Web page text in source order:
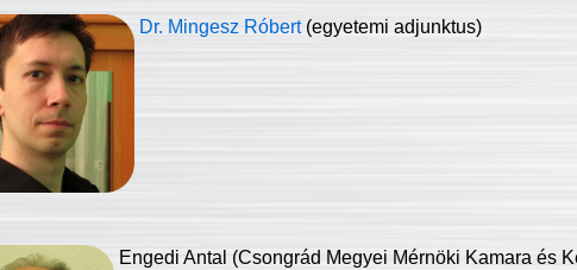
Dr. Mingesz Róbert (egyetemi adjunktus)
Engedi Antal (Csongrád Megyei Mérnöki Kamara és